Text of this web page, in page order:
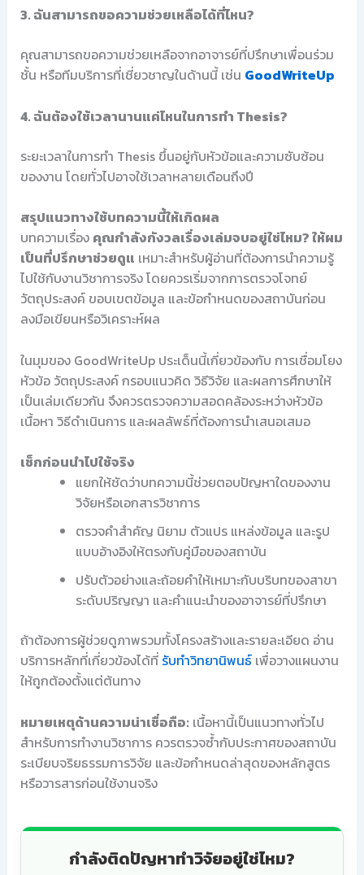
3. ฉันสามารถขอความช่วยเหลือได้ที่ไหน?
คุณสามารถขอความช่วยเหลือจากอาจารย์ที่ปรึกษาเพื่อนร่วม
ชั้น หรือทีมบริการที่เชี่ยวชาญในด้านนี้ เช่น GoodWriteUp
4. ฉันต้องใช้เวลานานแค่ไหนในการทำ Thesis?
ระยะเวลาในการทำ Thesis ขึ้นอยู่กับหัวข้อและความซับซ้อน
ของงาน โดยทั่วไปอาจใช้เวลาหลายเดือนถึงปี
สรุปแนวทางใช้บทความนี้ให้เกิดผล
บทความเรื่อง คุณกำลังกังวลเรื่องเล่มจบอยู่ใช่ไหม? ให้ผม
เป็นที่ปรึกษาช่วยดูแ เหมาะสำหรับผู้อ่านที่ต้องการนำความรู้
ไปใช้กับงานวิชาการจริง โดยควรเริ่มจากการตรวจโจทย์
วัตถุประสงค์ ขอบเขตข้อมูล และข้อกำหนดของสถาบันก่อน
ลงมือเขียนหรือวิเคราะห์ผล
ในมุมของ GoodWriteUp ประเด็นนี้เกี่ยวข้องกับ การเชื่อมโยง
หัวข้อ วัตถุประสงค์ กรอบแนวคิด วิธีวิจัย และผลการศึกษาให้
เป็นเล่มเดียวกัน จึงควรตรวจความสอดคล้องระหว่างหัวข้อ
เนื้อหา วิธีดำเนินการ และผลลัพธ์ที่ต้องการนำเสนอเสมอ
เช็กก่อนนำไปใช้จริง
แยกให้ชัดว่าบทความนี้ช่วยตอบปัญหาใดของงาน
วิจัยหรือเอกสารวิชาการ
ตรวจคำสำคัญ นิยาม ตัวแปร แหล่งข้อมูล และรูป
แบบอ้างอิงให้ตรงกับคู่มือของสถาบัน
ปรับตัวอย่างและถ้อยคำให้เหมาะกับบริบทของสาขา
ระดับปริญญา และคำแนะนำของอาจารย์ที่ปรึกษา
ถ้าต้องการผู้ช่วยดูภาพรวมทั้งโครงสร้างและรายละเอียด อ่าน
บริการหลักที่เกี่ยวข้องได้ที่ รับทำวิทยานิพนธ์เพื่อวางแผนงาน
ให้ถูกต้องตั้งแต่ต้นทาง
หมายเหตุด้านความน่าเชื่อถือ: เนื้อหานี้เป็นแนวทางทั่วไป
สำหรับการทำงานวิชาการ ควรตรวจซ้ำกับประกาศของสถาบัน
ระเบียบจริยธรรมการวิจัย และข้อกำหนดล่าสุดของหลักสูตร
หรือวารสารก่อนใช้งานจริง
กำลังติดปัญหาทำวิจัยอยู่ใช่ไหม?